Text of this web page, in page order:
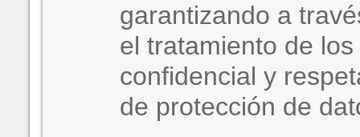
garantizando a
el tratamiento de
confidencial y
de protección de